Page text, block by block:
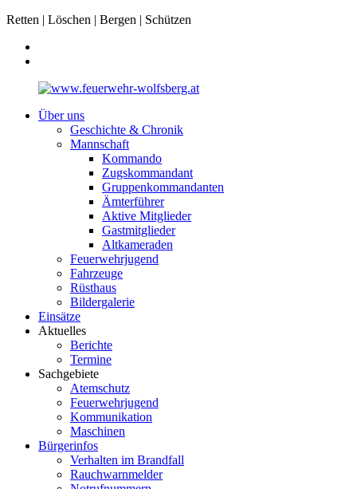
Retten | Löschen | Bergen | Schützen
Über uns
Geschichte & Chronik
Mannschaft
Kommando
Zugskommandant
Gruppenkommandanten
Ämterführer
Aktive Mitglieder
Gastmitglieder
Altkameraden
Feuerwehrjugend
Fahrzeuge
Rüsthaus
Bildergalerie
Einsätze
Aktuelles
Berichte
Termine
Sachgebiete
Atemschutz
Feuerwehrjugend
Kommunikation
Maschinen
Bürgerinfos
Verhalten im Brandfall
Rauchwarnmelder